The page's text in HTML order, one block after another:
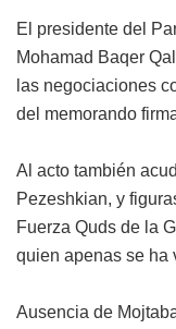
El presidente del
Mohamad Baqer
las negociaciones
del memorando
Al acto también
Pezeshkian, y
Fuerza Quds de la
quien apenas se ha
Ausencia de